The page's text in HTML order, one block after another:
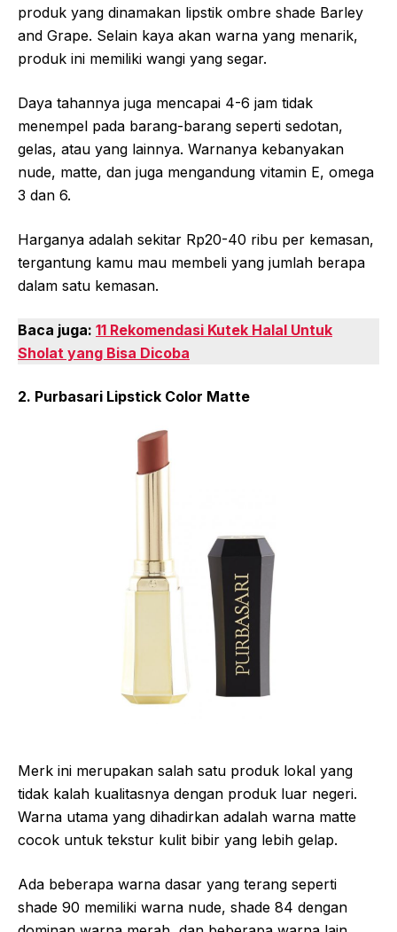
produk yang dinamakan lipstik ombre shade Barley
and Grape. Selain kaya akan warna yang menarik,
produk ini memiliki wangi yang segar.
Daya tahannya juga mencapai 4-6 jam tidak
menempel pada barang-barang seperti sedotan,
gelas, atau yang lainnya. Warnanya kebanyakan
nude, matte, dan juga mengandung vitamin E, omega
3 dan 6.
Harganya adalah sekitar Rp20-40 ribu per kemasan,
tergantung kamu mau membeli yang jumlah berapa
dalam satu kemasan.
Baca juga: 11 Rekomendasi Kutek Halal Untuk
Sholat yang Bisa Dicoba
2. Purbasari Lipstick Color Matte
Merk ini merupakan salah satu produk lokal yang
tidak kalah kualitasnya dengan produk luar negeri.
Warna utama yang dihadirkan adalah warna matte
cocok untuk tekstur kulit bibir yang lebih gelap.
Ada beberapa warna dasar yang terang seperti
shade 90 memiliki warna nude, shade 84 dengan